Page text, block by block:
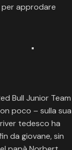
per approdare
Bull Junior Team
poco – sulla sua
tedesco ha
da giovane, sin